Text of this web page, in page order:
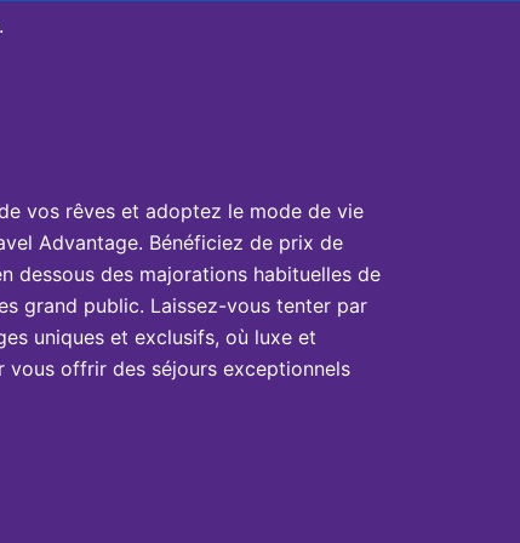
vos rêves et adoptez le mode de vie
Advantage. Bénéficiez de prix de
dessous des majorations habituelles de
grand public. Laissez-vous tenter par
uniques et exclusifs, où luxe et
vous offrir des séjours exceptionnels